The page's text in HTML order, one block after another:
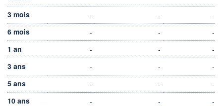
3 mois
- -
-
6 mois
- -
-
1 an
- -
-
3 ans
- -
-
5 ans
- -
-
10 ans
- -
-